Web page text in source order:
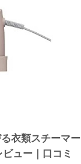
衣類スチーマー
ュー｜口コミ